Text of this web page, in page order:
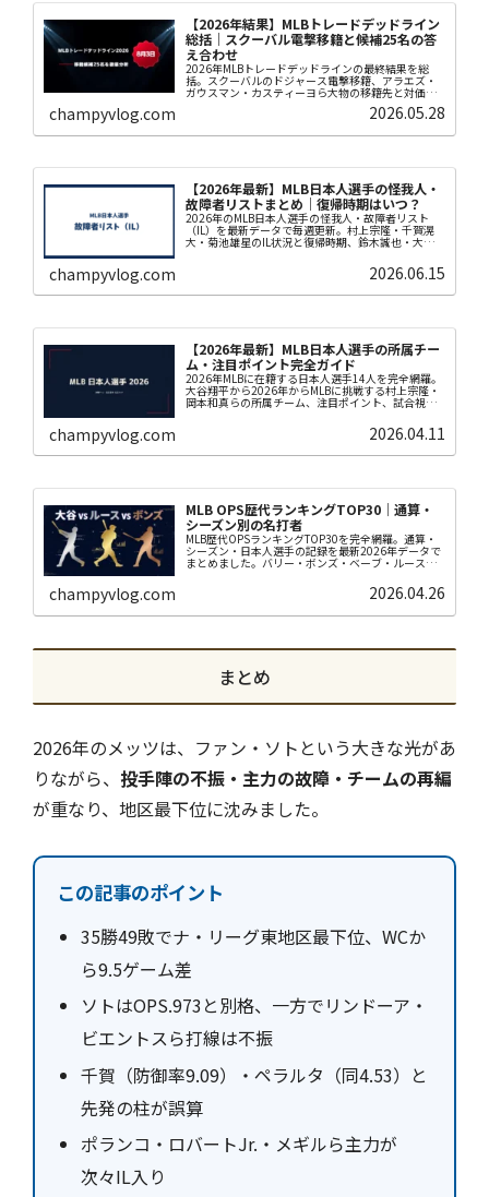
【2026年結果】MLBトレードデッドライン
総括｜スクーバル電撃移籍と候補25名の答
え合わせ
2026年MLBトレードデッドラインの最終結果を総
括。スクーバルのドジャース電撃移籍、アラエズ・
ガウスマン・カスティーヨら大物の移籍先と対価、
本記事の候補25名の答え合わせ（7名移籍）まで
SpotracとMLB公式データでまとめました。
champyvlog.com 2026.05.28
【2026年最新】MLB日本人選手の怪我人・
故障者リストまとめ｜復帰時期はいつ？
2026年のMLB日本人選手の怪我人・故障者リスト
（IL）を最新データで毎週更新。村上宗隆・千賀滉
大・菊池雄星のIL状況と復帰時期、鈴木誠也・大谷翔
champyvlog.com 2026.06.15
【2026年最新】MLB日本人選手の所属チー
ム・注目ポイント完全ガイド
2026年MLBに在籍する日本人選手14人を完全網羅。
大谷翔平から2026年からMLBに挑戦する村上宗隆・
岡本和真らの所属チーム、注目ポイント、試合視聴
champyvlog.com 2026.04.11
MLB OPS歴代ランキングTOP30｜通算・
シーズン別の名打者
MLB歴代OPSランキングTOP30を完全網羅。通算・
シーズン・日本人選手の記録を最新2026年データで
まとめました。バリー・ボンズ・ベーブ・ルース・
champyvlog.com 2026.04.26
まとめ
2026年のメッツは、ファン・ソトという大きな光があ
りながら、 投手陣の不振・主力の故障・チームの再編
が重なり、地区最下位に沈みました。
この記事のポイント
35勝49敗でナ・リーグ東地区最下位、WCか
ら9.5ゲーム差
ソトはOPS.973と別格、一方でリンドーア・
ビエントスら打線は不振
千賀（防御率9.09）・ペラルタ（同4.53）と
先発の柱が誤算
ポランコ・ロバートJr.・メギルら主力が
次々IL入り